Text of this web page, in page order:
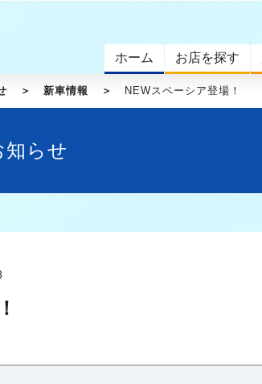
ホーム お店を探す
新車情報 NEWスペーシア登場！
知らせ